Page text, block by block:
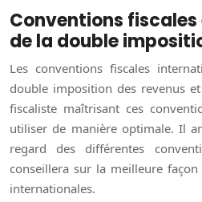
Conventions
de la double
Les conventions fiscales
double imposition des revenus
fiscaliste maîtrisant ces
utiliser de manière optimale. Il
regard des différentes
conseillera sur la meilleure
internationales.